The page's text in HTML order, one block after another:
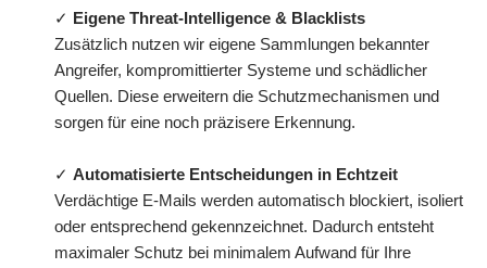
✓
Eigene Threat-Intelligence & Blacklists
Zusätzlich nutzen wir eigene Sammlungen bekannter
Angreifer, kompromittierter Systeme und schädlicher
Quellen. Diese erweitern die Schutzmechanismen und
sorgen für eine noch präzisere Erkennung.
✓ Automatisierte Entscheidungen in Echtzeit
Verdächtige E-Mails werden automatisch blockiert, isoliert
oder entsprechend gekennzeichnet. Dadurch entsteht
maximaler Schutz bei minimalem Aufwand für Ihre